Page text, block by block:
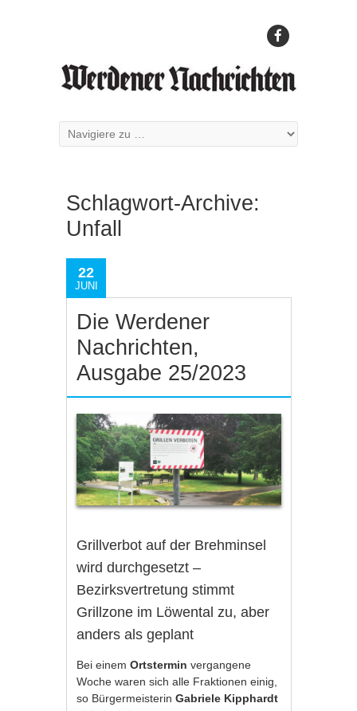
Schlagwort-Archive:
Unfall
22
JUNI
Die Werdener
Nachrichten,
Ausgabe 25/2023
Grillverbot auf der Brehminsel
wird durchgesetzt –
Bezirksvertretung stimmt
Grillzone im Löwental zu, aber
anders als geplant
Bei einemOrtsterminvergangene
Woche waren sich alle Fraktionen einig,
so BürgermeisterinGabriele Kipphardt